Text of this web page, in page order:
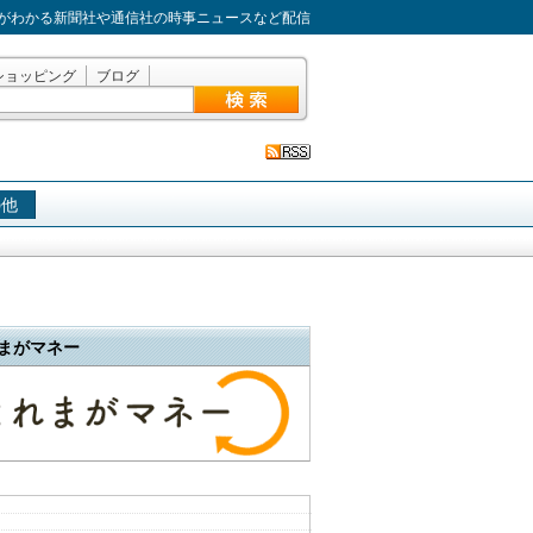
わかる新聞社や通信社の時事ニュースなど配信
ョッピング ブログ
がマネー